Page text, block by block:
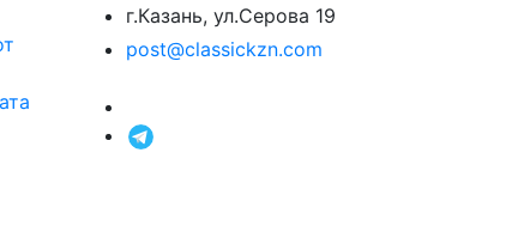
г.Казань, ул.Серова 19
post@classickzn.com